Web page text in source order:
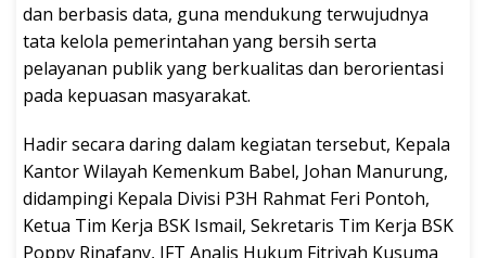
dan berbasis data, guna mendukung terwujudnya
tata kelola pemerintahan yang bersih serta
pelayanan publik yang berkualitas dan berorientasi
pada kepuasan masyarakat.
Hadir secara daring dalam kegiatan tersebut, Kepala
Kantor Wilayah Kemenkum Babel, Johan Manurung,
didampingi Kepala Divisi P3H Rahmat Feri Pontoh,
Ketua Tim Kerja BSK Ismail, Sekretaris Tim Kerja BSK
Poppy Rinafany, JFT Analis Hukum Fitriyah Kusuma